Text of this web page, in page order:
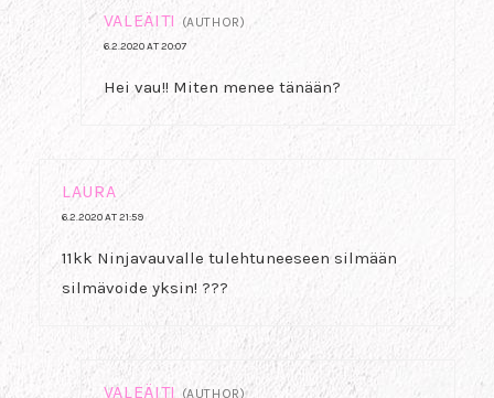
VALEÄITI (AUTHOR)
6.2.2020 AT 20:07
Hei vau!! Miten menee tänään?
LAURA
6.2.2020 AT 21:59
11kk Ninjavauvalle tulehtuneeseen silmään
silmävoide yksin! ???
VALEÄITI (AUTHOR)